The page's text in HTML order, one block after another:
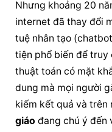
Nhưng khoảng 20
internet đã thay đổi
tuệ nhân tạo
tiện phổ biến để
thuật toán có mặt
dung mà mọi người
kiếm kết quả và trên
giáo đang chú ý đến